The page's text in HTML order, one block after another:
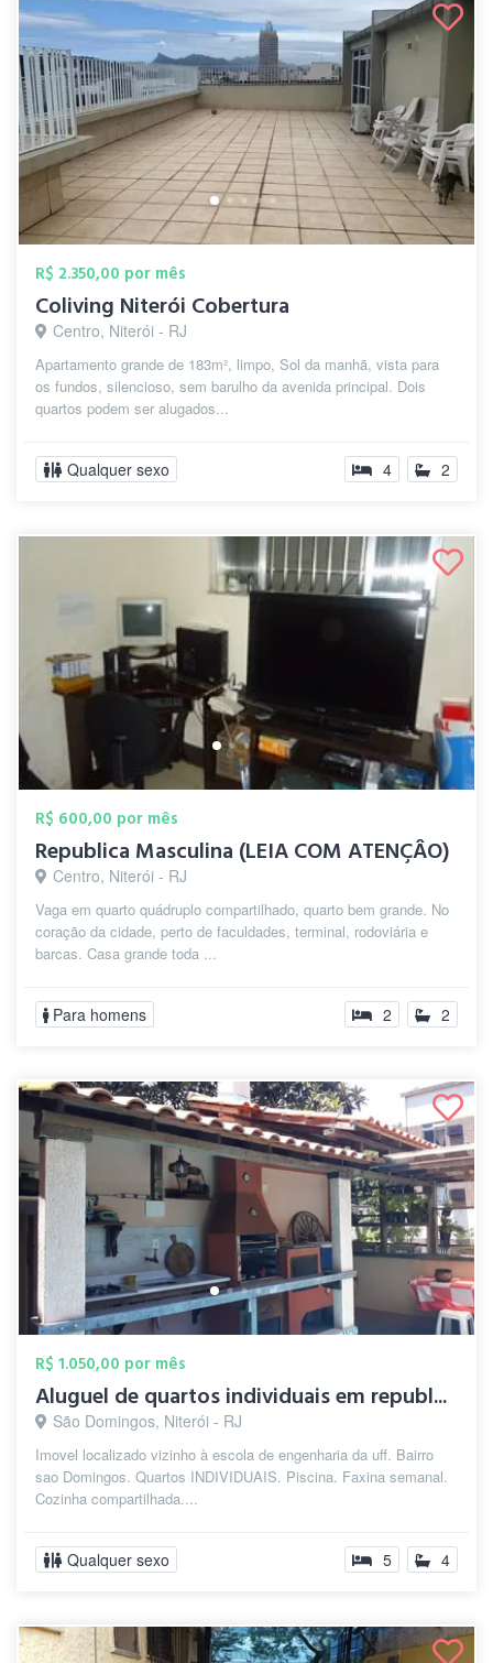
R$ 2.350,00 por mês
Coliving Niterói Cobertura
Centro, Niterói - RJ
Apartamento grande de 183m², limpo, Sol da manhã, vista para
os fundos, silencioso, sem barulho da avenida principal. Dois
quartos podem ser alugados...
Qualquer sexo 4 2
R$ 600,00 por mês
Republica Masculina (LEIA COM ATENÇÂO)
Centro, Niterói - RJ
Vaga em quarto quádruplo compartilhado, quarto bem grande. No
coração da cidade, perto de faculdades, terminal, rodoviária e
barcas. Casa grande toda ...
Para homens 2 2
R$ 1.050,00 por mês
Aluguel de quartos individuais em republ...
São Domingos, Niterói - RJ
Imovel localizado vizinho à escola de engenharia da uff. Bairro
sao Domingos. Quartos INDIVIDUAIS. Piscina. Faxina semanal.
Cozinha compartilhada....
Qualquer sexo 5 4